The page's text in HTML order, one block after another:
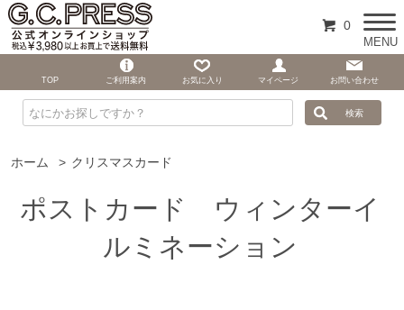
ホーム > クリスマスカード
ポストカード ウィンターイ
ルミネーション
0
MENU
TOP ご利用案内 お気に入り マイページ お問い合わせ